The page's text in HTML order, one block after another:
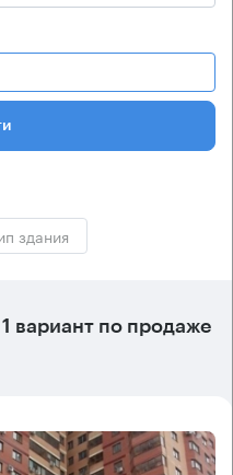
здания
1 вариант по продаже